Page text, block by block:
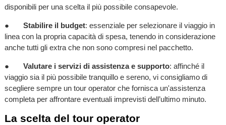
disponibili per una scelta il più possibile consapevole.
● Stabilire il budget: essenziale per selezionare il viaggio in
linea con la propria capacità di spesa, tenendo in considerazione
anche tutti gli extra che non sono compresi nel pacchetto.
● Valutare i servizi di assistenza e supporto: affinché il
viaggio sia il più possibile tranquillo e sereno, vi consigliamo di
scegliere sempre un tour operator che fornisca un'assistenza
completa per affrontare eventuali imprevisti dell’ultimo minuto.
La scelta del tour operator